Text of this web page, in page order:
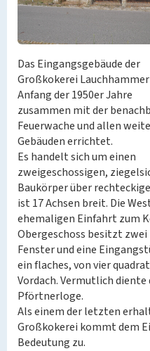
Das Eingangsgebäude der
Großkokerei
Anfang der 1950er Jahre
zusammen mit der
Feuerwache und allen
Gebäuden errichtet.
Es handelt sich um einen
zweigeschossigen,
Baukörper über
ist 17 Achsen breit. Die
ehemaligen Einfahrt zum
Obergeschoss besitzt zwei
Fenster und eine
ein flaches, von vier
Vordach. Vermutlich diente
Pförtnerloge.
Als einem der letzten
Großkokerei kommt dem
Bedeutung zu.